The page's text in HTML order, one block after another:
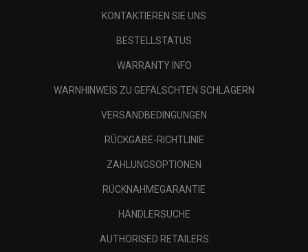
KONTAKTIEREN SIE UNS
BESTELLSTATUS
WARRANTY INFO
WARNHINWEIS ZU GEFÄLSCHTEN SCHLÄGERN
VERSANDBEDINGUNGEN
RÜCKGABE-RICHTLINIE
ZAHLUNGSOPTIONEN
RÜCKNAHMEGARANTIE
HÄNDLERSUCHE
AUTHORISED RETAILERS